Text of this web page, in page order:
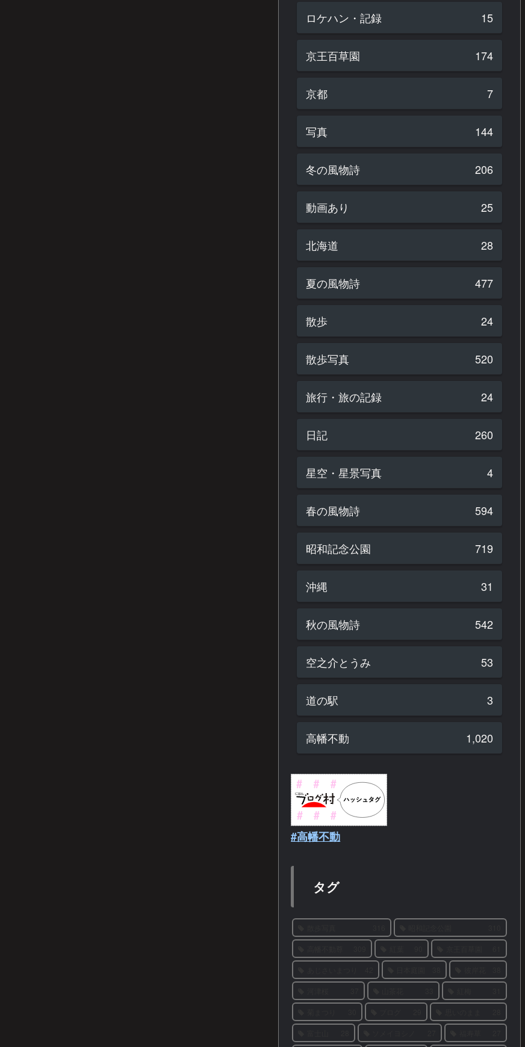
ロケハン・記録 15
京王百草園 174
京都 7
写真 144
冬の風物詩 206
動画あり 25
北海道 28
夏の風物詩 477
散歩 24
散歩写真 520
旅行・旅の記録 24
日記 260
星空・星景写真 4
春の風物詩 594
昭和記念公園 719
沖縄 31
秋の風物詩 542
空之介とうみ 53
道の駅 3
高幡不動 1,020
#高幡不動
タグ